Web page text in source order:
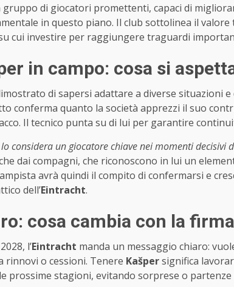
gruppo di giocatori promettenti, capaci di
in questo piano. Il club sottolinea il valore
cui investire per raggiungere traguardi
in campo: cosa si
di sapersi adattare a diverse situazioni
conferma quanto la società apprezzi il suo
Il tecnico punta su di lui per garantire
considera un giocatore chiave nei momenti decisivi
dai compagni, che riconoscono in lui un
avrà quindi il compito di confermarsi e
dell’Eintracht.
cosa cambia con la
l’Eintracht manda un messaggio chiaro:
rinnovi o cessioni. Tenere Kašpersignifica
prossime stagioni, evitando sorprese o partenze